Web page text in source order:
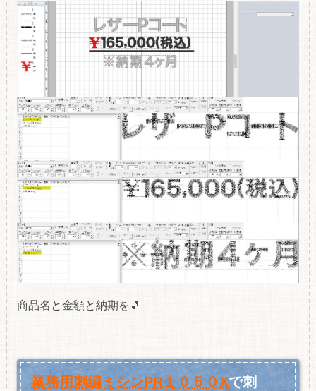
商品名と金額と納期を🎵
業務用刺繍ミシンPR１０５０Xで刺